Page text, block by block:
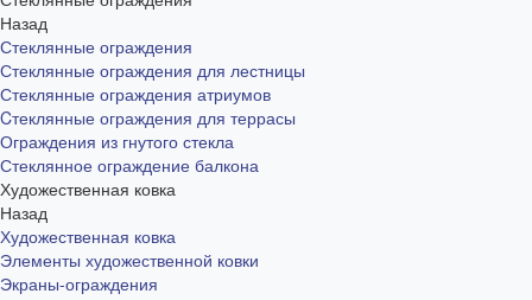
Назад
Стеклянные ограждения
Стеклянные ограждения для лестницы
Стеклянные ограждения атриумов
Cтеклянные ограждения для террасы
Ограждения из гнутого стекла
Стеклянное ограждение балкона
Художественная ковка
Назад
Художественная ковка
Элементы художественной ковки
Экраны-ограждения